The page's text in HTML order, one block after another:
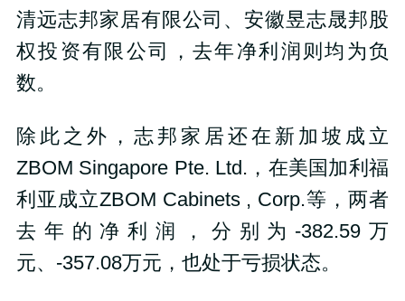
清远志邦家居有限公司、安徽昱志晟邦股
权投资有限公司，去年净利润则均为负
数。
除此之外，志邦家居还在新加坡成立
ZBOM Singapore Pte. Ltd.，在美国加利福
利亚成立ZBOM Cabinets , Corp.等，两者
去年的净利润，分别为-382.59万
元、-357.08万元，也处于亏损状态。